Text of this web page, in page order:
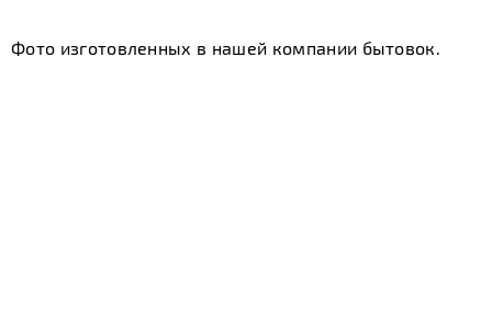
Фото изготовленных в нашей компании бытовок.